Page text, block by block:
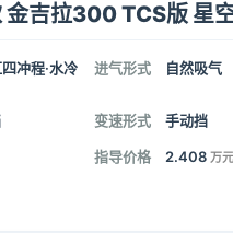
吉拉300 TCS版 星
冲程·水冷
进气形式 自然吸气
变速形式 手动挡
指导价格 2.408 万元